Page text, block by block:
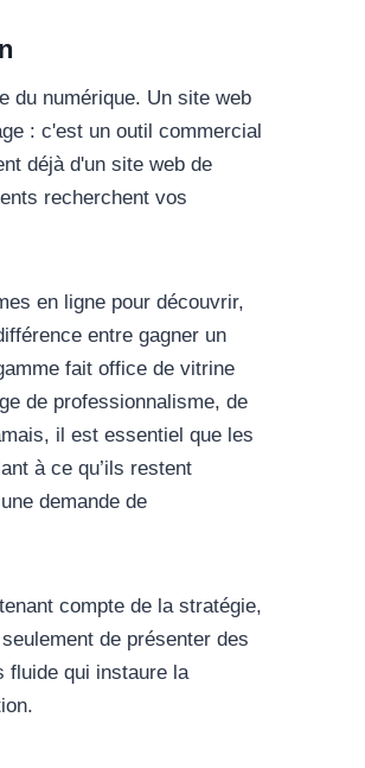
du numérique. Un site web
: c'est un outil commercial
déjà d'un site web de
recherchent vos
en ligne pour découvrir,
entre gagner un
fait office de vitrine
de professionnalisme, de
il est essentiel que les
à ce qu’ils restent
demande de
compte de la stratégie,
de présenter des
fluide qui instaure la